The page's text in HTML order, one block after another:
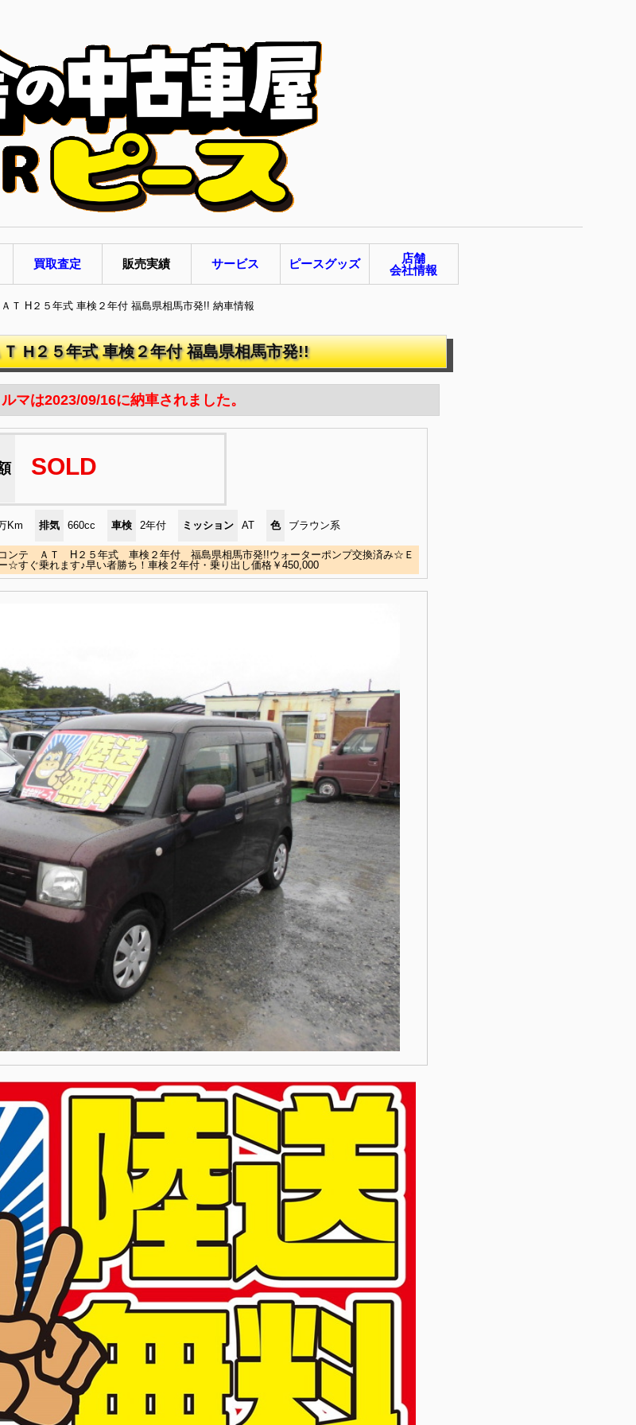
買取査定 販売実績 サービス ピースグッズ
店舗
会社情報
Ｔ H２５年式 車検２年付 福島県相馬市発!! 納車情報
H２５年式 車検２年付 福島県相馬市発!!
マは2023/09/16に納車されました。
SOLD
Km 排気 660cc 車検 2年付 ミッション AT 色 ブラウン系
ンテ ＡＴ H２５年式 車検２年付 福島県相馬市発!!ウォーターポンプ交換済み☆Ｅ
すぐ乗れます♪早い者勝ち！車検２年付・乗り出し価格￥450,000